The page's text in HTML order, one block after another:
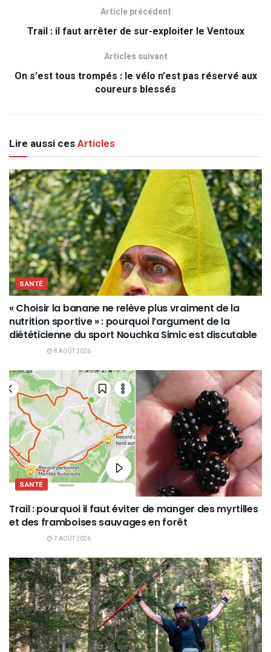
Article précédent
Trail : il faut arrêter de sur-exploiter le Ventoux
Articles suivant
On s’est tous trompés : le vélo n’est pas réservé aux
coureurs blessés
Lire aussi cesArticles
SANTÉ
« Choisir la banane ne relève plus vraiment de la
nutrition sportive » : pourquoi l’argument de la
diététicienne du sport Nouchka Simic est discutable
8 AOÛT 2026
SANTÉ
Trail : pourquoi il faut éviter de manger des myrtilles
et des framboises sauvages en forêt
7 AOÛT 2026